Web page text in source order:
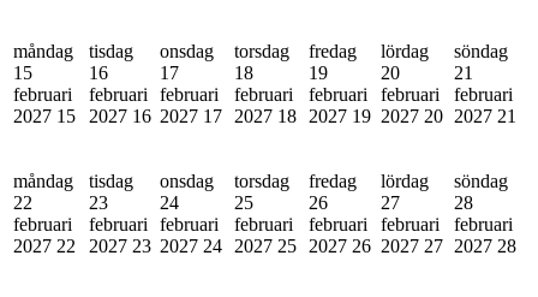
måndag
15
februari
2027 15
tisdag
16
februari
2027 16
onsdag
17
februari
2027 17
torsdag
18
februari
2027 18
fredag
19
februari
2027 19
lördag
20
februari
2027 20
söndag
21
februari
2027 21
måndag
22
februari
2027 22
tisdag
23
februari
2027 23
onsdag
24
februari
2027 24
torsdag
25
februari
2027 25
fredag
26
februari
2027 26
lördag
27
februari
2027 27
söndag
28
februari
2027 28